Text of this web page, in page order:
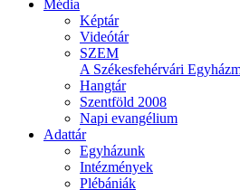
Média
Képtár
Videótár
SZEM
A Székesfehérvári
Hangtár
Szentföld 2008
Napi evangélium
Adattár
Egyházunk
Intézmények
Plébániák